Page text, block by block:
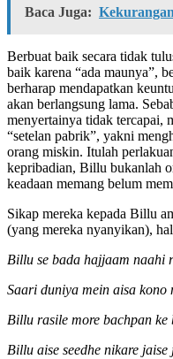
Baca Juga:
Berbuat baik secara tidak
baik karena “ada maunya”,
berharap mendapatkan
akan berlangsung lama.
menyertainya tidak tercapai,
“setelan pabrik”, yakni
orang miskin. Itulah
kepribadian, Billu bukanlah
keadaan memang belum
Sikap mereka kepada Billu
(yang mereka nyanyikan),
Billu se bada hajjaam naahi
Saari duniya mein aisa kono
Billu rasile more bachpan ke
Billu aise seedhe nikare jaise